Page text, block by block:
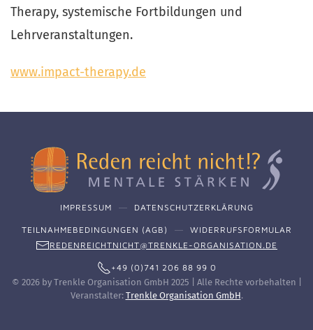
Therapy, systemische Fortbildungen und
Lehrveranstaltungen.
www.impact-therapy.de
IMPRESSUM DATENSCHUTZERKLÄRUNG
TEILNAHMEBEDINGUNGEN (AGB)
WIDERRUFSFORMULAR
REDENREICHTNICHT@TRENKLE-ORGANISATION.DE
+49 (0)741 206 88 99 0
© 2026by Trenkle Organisation GmbH 2025 | Alle Rechte vorbehalten |
Veranstalter: Trenkle Organisation GmbH.